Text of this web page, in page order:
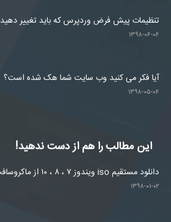
تنظیمات پیش فرض وردپرس که باید تغییر دهید
۱۳۹۸-۰۶-۰۶
آیا فکر می کنید وب سایت شما هک شده است؟
۱۳۹۸-۰۵-۰۶
این مطالب را هم از دست ندهید!
دانلود مستقیم iso ویندوز ۷ ، ۸ ، ۱۰ از ماکروسافت
۱۳۹۸-۰۱-۰۲